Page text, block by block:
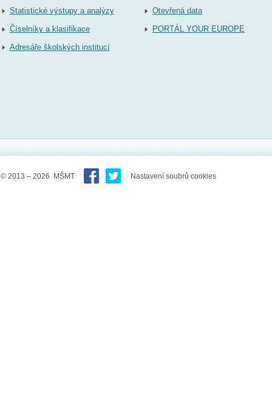
Statistické výstupy a analýzy
Číselníky a klasifikace
Adresáře školských institucí
Otevřená data
PORTÁL YOUR EUROPE
© 2013 – 2026 MŠMT Nastavení soubrů cookies